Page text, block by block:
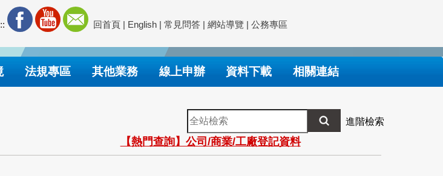
回首頁 | English | 常見問答 | 網站導覽 | 公務專區
法規專區 其他業務 線上申辦 資料下載 相關連結
全
站
檢
索
進階檢索
【熱門查詢】公司/商業/工廠登記資料